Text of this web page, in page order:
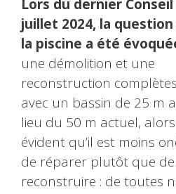
Lors du dernier
juillet 2024, la question
la piscine a été
une démolition et une
reconstruction
avec un bassin de 25 m
lieu du 50 m actuel,
évident qu’il est moins
de réparer plutôt que
reconstruire : de toutes